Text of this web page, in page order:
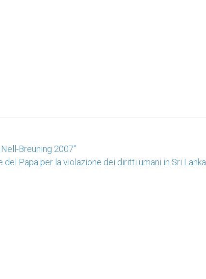
Breuning 2007”
del Papa per la violazione dei diritti umani in Sri Lanka